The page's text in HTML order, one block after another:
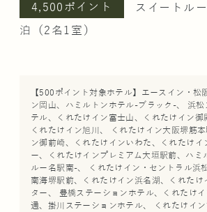
4,500ポイント
スイートル
泊（2名1室）
【500ポイント対象ホテル】エースイン・松
ン岡山、ハミルトンホテル-ブラック-、 浜松
テル、くれたけイン富士山、くれたけイン御
くれたけイン旭川、 くれたけイン大阪堺筋
ン御前崎、くれたけインいわた、くれたけイ
ー、くれたけインプレミアム大垣駅前、ハミ
ルー名駅南-、 くれたけイン・セントラル浜
南海堺駅前、くれたけイン浜名湖、くれたけ
ター、 豊橋ステーションホテル、くれたけ
通、掛川ステーションホテル、 くれたけイン